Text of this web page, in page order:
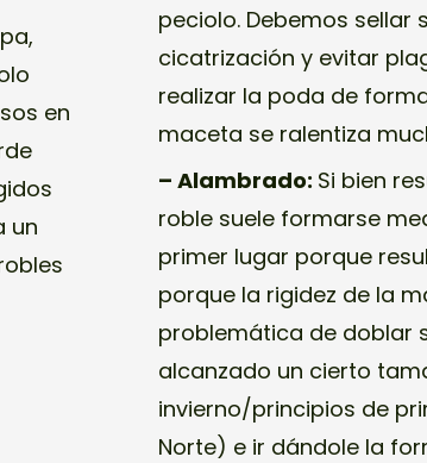
en
un
peciolo. Debemos sellar
cicatrización y evitar
realizar la poda de
maceta se ralentiza
– Alambrado: Si bien
roble suele formarse
primer lugar porque
porque la rigidez de la
problemática de doblar
alcanzado un cierto
invierno/principios de
Norte) e ir dándole la